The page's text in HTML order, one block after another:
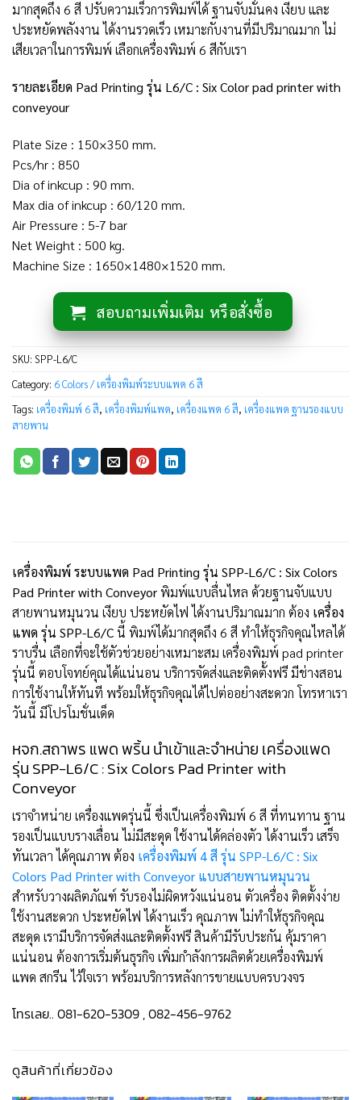
มากสุดถึง 6 สี ปรับความเร็วการพิมพ์ได้ ฐานจับมั่นคง เงียบ และ
ประหยัดพลังงาน ได้งานรวดเร็ว เหมาะกับงานที่มีปริมาณมาก ไม่
เสียเวลาในการพิมพ์ เลือกเครื่องพิมพ์ 6 สีกับเรา
รายละเอียด Pad Printing รุ่น L6/C : Six Color pad printer with
conveyour
Plate Size : 150×350 mm.
Pcs/hr : 850
Dia of inkcup : 90 mm.
Max dia of inkcup : 60/120 mm.
Air Pressure : 5-7 bar
Net Weight : 500 kg.
Machine Size : 1650×1480×1520 mm.
สอบถามเพิ่มเติม หรือสั่งซื้อ
SKU: SPP-L6/C
Category: 6 Colors / เครื่องพิมพ์ระบบแพด 6 สี
Tags: เครื่องพิมพ์ 6 สี, เครื่องพิมพ์แพด, เครื่องแพด 6 สี, เครื่องแพด ฐานรองแบบ
สายพาน
เครื่องพิมพ์ ระบบแพด Pad Printing รุ่น SPP-L6/C : Six Colors
Pad Printer with Conveyorพิมพ์แบบลื่นไหล ด้วยฐานจับแบบ
สายพานหมุนวน เงียบ ประหยัดไฟ ได้งานปริมาณมาก ต้อง เครื่อง
แพด รุ่น SPP-L6/Cนี้ พิมพ์ได้มากสุดถึง 6 สี ทำให้ธุรกิจคุณไหลได้
ราบรื่น เลือกที่จะใช้ตัวช่วยอย่างเหมาะสม เครื่องพิมพ์ pad printer
รุ่นนี้ ตอบโจทย์คุณได้แน่นอน บริการจัดส่งและติดตั้งฟรี มีช่างสอน
การใช้งานให้ทันที พร้อมให้ธุรกิจคุณได้ไปต่ออย่างสะดวก โทรหาเรา
วันนี้ มีโปรโมชั่นเด็ด
หจก.สถาพร แพด พริ้น นำเข้าและจำหน่าย เครื่องแพด
รุ่น SPP-L6/C : Six Colors Pad Printer with
Conveyor
เราจำหน่าย เครื่องแพดรุ่นนี้ ซึ่งเป็นเครื่องพิมพ์ 6 สี ที่ทนทาน ฐาน
รองเป็นแบบรางเลื่อน ไม่มีสะดุด ใช้งานได้คล่องตัว ได้งานเร็ว เสร็จ
ทันเวลา ได้คุณภาพ ต้อง เครื่องพิมพ์ 4 สี รุ่น SPP-L6/C : Six
Colors Pad Printer with Conveyor แบบสายพานหมุนวน
สำหรับวางผลิตภัณฑ์ รับรองไม่ผิดหวังแน่นอน ตัวเครื่อง ติดตั้งง่าย
ใช้งานสะดวก ประหยัดไฟ ได้งานเร็ว คุณภาพ ไม่ทำให้ธุรกิจคุณ
สะดุด เรามีบริการจัดส่งและติดตั้งฟรี สินค้ามีรับประกัน คุ้มราคา
แน่นอน ต้องการเริ่มต้นธุรกิจ เพิ่มกำลังการผลิตด้วยเครื่องพิมพ์
แพด สกรีน ไว้ใจเรา พร้อมบริการหลังการขายแบบครบวงจร
โทรเลย.. 081-620-5309 , 082-456-9762
ดูสินค้าที่เกี่ยวข้อง